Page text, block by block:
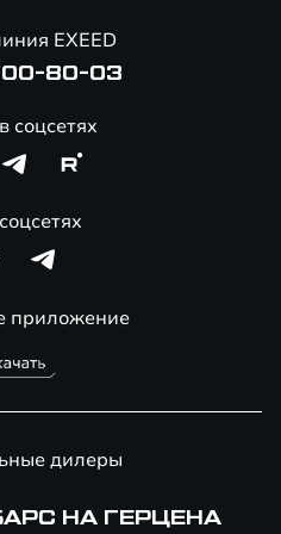
приложение
EXEED
80-03
соцсетях
дилеры
НА ГЕРЦЕНА